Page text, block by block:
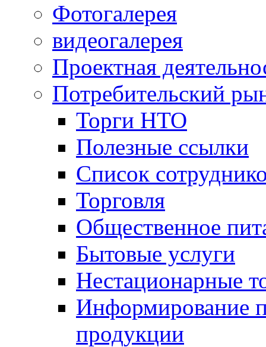
Фотогалерея
видеогалерея
Проектная
Потребительский
Торги НТО
Полезные ссылки
Список
Торговля
Общественное
Бытовые услуги
Нестационарные
Информирование
продукции